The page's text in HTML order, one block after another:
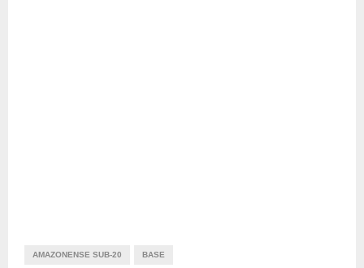
AMAZONENSE SUB-20 BASE